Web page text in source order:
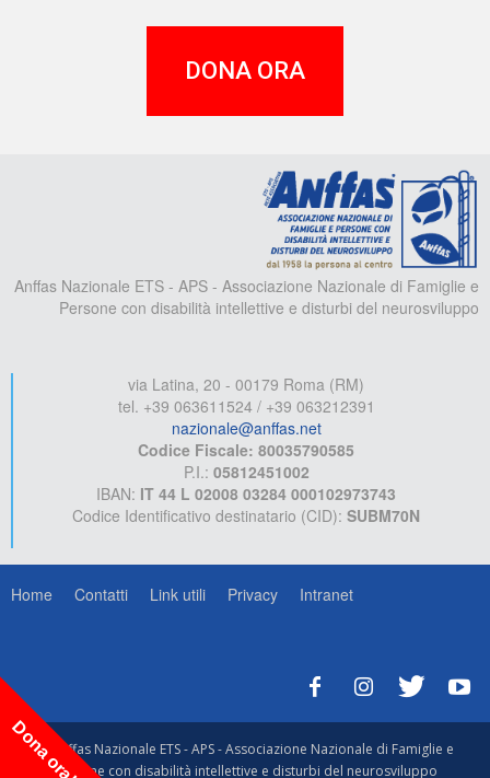
DONA ORA
Anffas Nazionale ETS - APS - Associazione Nazionale di Famiglie e
Persone con disabilità intellettive e disturbi del neurosviluppo
via Latina, 20 - 00179 Roma (RM)
tel. +39 063611524 / +39 063212391
nazionale@anffas.net
Codice Fiscale: 80035790585
P.I.: 05812451002
IBAN: IT 44 L 02008 03284 000102973743
Codice Identificativo destinatario (CID): SUBM70N
Home Contatti Link utili Privacy Intranet
© Anffas Nazionale ETS - APS - Associazione Nazionale di Famiglie e
Persone con disabilità intellettive e disturbi del neurosviluppo
Dona ora!